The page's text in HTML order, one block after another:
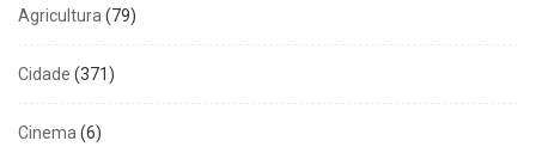
Agricultura (79)
Cidade (371)
Cinema (6)